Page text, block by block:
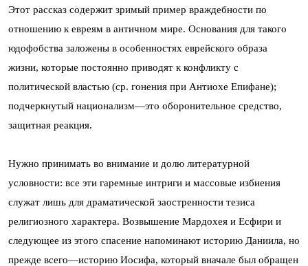
Этот рассказ содержит зримый пример враждебности по
отношению к евреям в античном мире. Основания для такого
юдофобства заложены в особенностях еврейского образа
жизни, которые постоянно приводят к конфликту с
политической властью (ср. гонения при Антиохе Епифане);
подчеркнутый национализм—это оборонительное средство,
защитная реакция.
Нужно принимать во внимание и долю литературной
условности: все эти гаремные интриги и массовые избиения
служат лишь для драматической заостренности тезиса
религиозного характера. Возвышение Мардохея и Есфири и
следующее из этого спасение напоминают историю Даниила, но
прежде всего—историю Иосифа, который вначале был обращен